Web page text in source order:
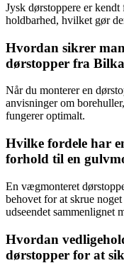
Jysk dørstoppere er
holdbarhed, hvilket gør
Hvordan sikrer
dørstopper fra
Når du monterer en
anvisninger om
fungerer optimalt.
Hvilke fordele har
forhold til en
En vægmonteret
behovet for at skrue
udseendet sammenlignet
Hvordan
dørstopper for at